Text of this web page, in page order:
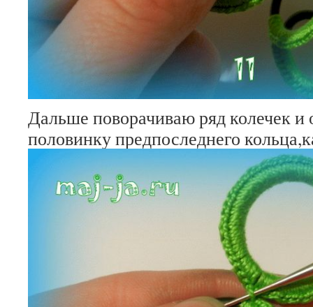
Дальше поворачиваю ряд колечек и
половинку предпоследнего